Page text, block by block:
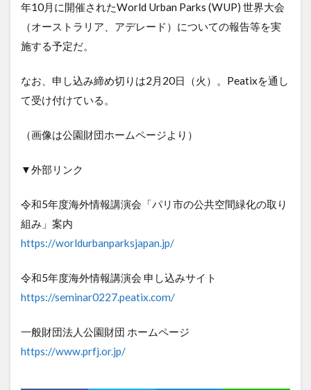
年10月に開催されたWorld Urban Parks (WUP) 世界大会
（オーストラリア、アデレード）についての報告等を実
施する予定だ。
なお、申し込み締め切りは2月20日（火）。Peatixを通し
て受け付けている。
（画像は公園財団ホームページより）
▼外部リンク
令和5年度海外情報講演会「パリ市の公共空間緑化の取り
組み」案内
https://worldurbanparksjapan.jp/
令和5年度海外情報講演会 申し込みサイト
https://seminar0227.peatix.com/
一般財団法人公園財団 ホームページ
https://www.prfj.or.jp/